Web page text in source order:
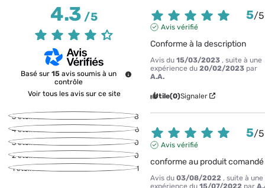
4.3/5
Basé sur 15 avis soumis à un
contrôle
Voir tous les avis sur ce site
5étoiles
8
4étoiles
6
3étoiles
0
2étoiles
0
1étoile 1
5/5
Avis vérifié
Conforme à la description
Avis du15/03/2023 , suite à une
expérience du20/02/2023 par
A.A.
Utile(0)Signaler
5/5
Avis vérifié
conforme au produit comandé
Avis du03/08/2022 , suite à une
expérience du15/07/2022 par